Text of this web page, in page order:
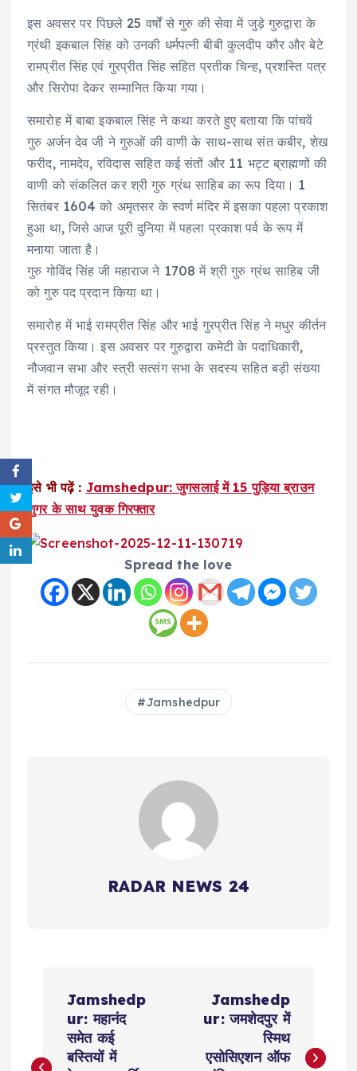
इस अवसर पर पिछले 25 वर्षों से गुरु की सेवा में जुड़े गुरुद्वारा के
ग्रंथी इकबाल सिंह को उनकी धर्मपत्नी बीबी कुलदीप कौर और बेटे
रामप्रीत सिंह एवं गुरप्रीत सिंह सहित प्रतीक चिन्ह, प्रशस्ति पत्र
और सिरोपा देकर सम्मानित किया गया।
समारोह में बाबा इकबाल सिंह ने कथा करते हुए बताया कि पांचवें
गुरु अर्जन देव जी ने गुरुओं की वाणी के साथ-साथ संत कबीर, शेख
फरीद, नामदेव, रविदास सहित कई संतों और 11 भट्ट ब्राह्मणों की
वाणी को संकलित कर श्री गुरु ग्रंथ साहिब का रूप दिया। 1
सितंबर 1604 को अमृतसर के स्वर्ण मंदिर में इसका पहला प्रकाश
हुआ था, जिसे आज पूरी दुनिया में पहला प्रकाश पर्व के रूप में
मनाया जाता है।
गुरु गोविंद सिंह जी महाराज ने 1708 में श्री गुरु ग्रंथ साहिब जी
को गुरु पद प्रदान किया था।
समारोह में भाई रामप्रीत सिंह और भाई गुरप्रीत सिंह ने मधुर कीर्तन
प्रस्तुत किया। इस अवसर पर गुरुद्वारा कमेटी के पदाधिकारी,
नौजवान सभा और स्त्री सत्संग सभा के सदस्य सहित बड़ी संख्या
में संगत मौजूद रही।
इसे भी पढ़ें : Jamshedpur: जुगसलाई में 15 पुड़िया ब्राउन
शुगर के साथ युवक गिरफ्तार
Spread the love
Jamshedpur
RADAR NEWS 24
Jamshedp
ur: महानंद
समेत कई
बस्तियों में
Jamshedp
ur: जमशेदपुर में
स्मिथ
एसोसिएशन ऑफ